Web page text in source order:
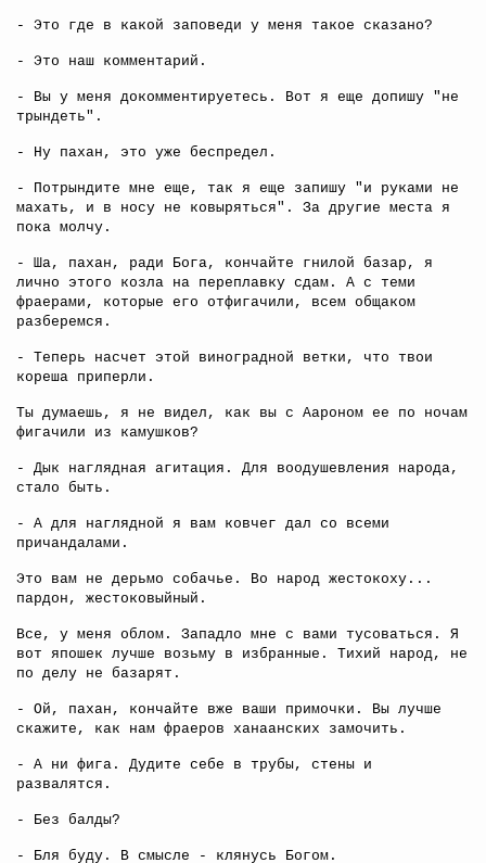
- Это где в какой заповеди у меня такое сказано?
- Это наш комментарий.
- Вы у меня докомментируетесь. Вот я еще допишу "не
трындеть".
- Ну пахан, это уже беспредел.
- Потрындите мне еще, так я еще запишу "и руками не
махать, и в носу не ковыряться". За другие места я
пока молчу.
- Ша, пахан, ради Бога, кончайте гнилой базар, я
лично этого козла на переплавку сдам. А с теми
фраерами, которые его отфигачили, всем общаком
разберемся.
- Теперь насчет этой виноградной ветки, что твои
кореша приперли.
Ты думаешь, я не видел, как вы с Аароном ее по ночам
фигачили из камушков?
- Дык наглядная агитация. Для воодушевления народа,
стало быть.
- А для наглядной я вам ковчег дал со всеми
причандалами.
Это вам не дерьмо собачье. Во народ жестокоху...
пардон, жестоковыйный.
Все, у меня облом. Западло мне с вами тусоваться. Я
вот япошек лучше возьму в избранные. Тихий народ, не
по делу не базарят.
- Ой, пахан, кончайте вже ваши примочки. Вы лучше
скажите, как нам фраеров ханаанских замочить.
- А ни фига. Дудите себе в трубы, стены и
развалятся.
- Без балды?
- Бля буду. В смысле - клянусь Богом.